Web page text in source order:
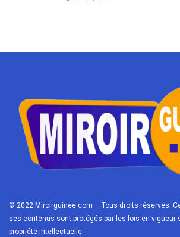
© 2022 Miroirguinee.com — Tous droits réservés.
ses contenus sont protégés par les lois en vigueur
propriété intellectuelle.